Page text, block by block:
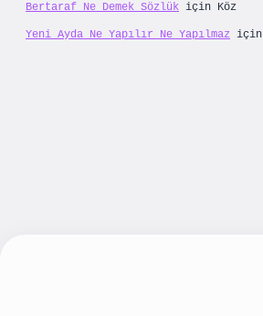
Bertaraf Ne Demek Sözlük için Köz
Yeni Ayda Ne Yapılır Ne Yapılmaz için